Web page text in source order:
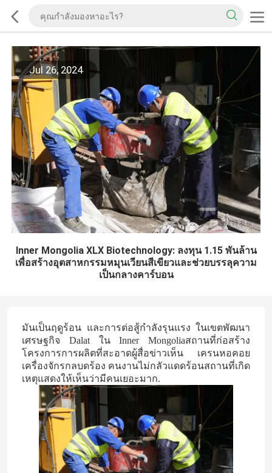
Jul 26, 2024
Inner Mongolia XLX Biotechnology: ลงทุน 1.15 พันล้าน
เพื่อสร้างอุตสาหกรรมหมุนเวียนสีเขียวและช่วยบรรลุความ
เป็นกลางคาร์บอน
มันเป็นฤดูร้อน และการต่อสู้กําลังรุนแรง ในเขตพัฒนา
เศรษฐกิจ Dalat ใน Inner Mongoliaสถานที่ก่อสร้าง
โครงการการผลิตที่สะอาดผู้สื่อข่าวเห็น เครนหอคอย
เครื่องจักรกลบดร้อง คนงานไม่กลัวแดดร้อนสถานที่เกิด
เหตุแสดงให้เห็นว่ามีคนเยอะมาก.